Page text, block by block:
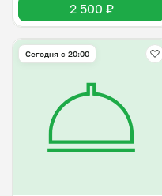
2 500 ₽
Сегодня с 20:00